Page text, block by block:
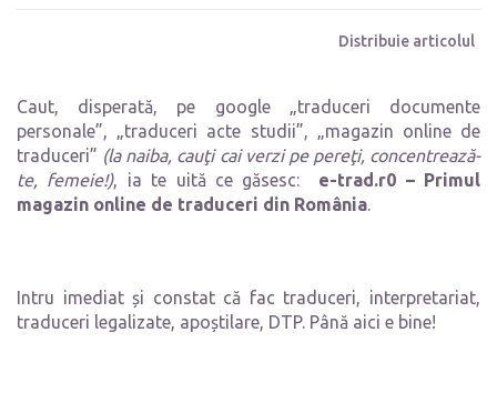
Distribuie articolul
Caut, disperată, pe google „traduceri documente
personale”, „traduceri acte studii”, „magazin online de
traduceri” (la naiba, cauţi cai verzi pe pereţi, concentrează-
te, femeie!), ia te uită ce găsesc: e-trad.r0 – Primul
magazin online de traduceri din România.
Intru imediat și constat că fac traduceri, interpretariat,
traduceri legalizate, apoștilare, DTP. Până aici e bine!